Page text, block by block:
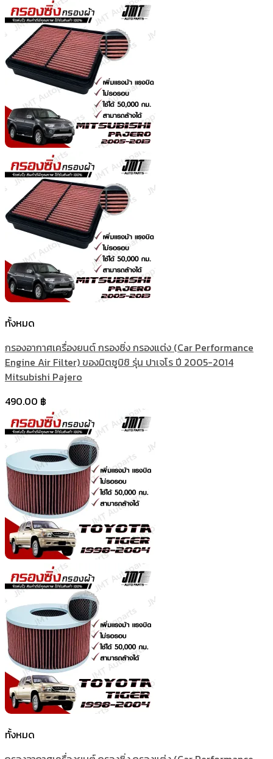
ทั้งหมด
กรองอากาศเครื่องยนต์ กรองซิ่ง กรองแต่ง (Car Performance
Engine Air Filter) ของมิตซูบิชิ รุ่น ปาเจโร ปี 2005-2014
Mitsubishi Pajero
490.00 ฿
ทั้งหมด